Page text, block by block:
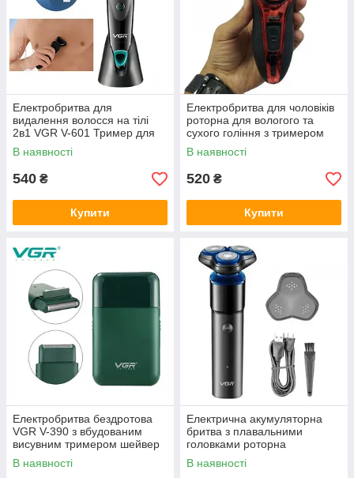
Електробритва для
видалення волосся на тілі
2в1 VGR V-601 Тример для
носа та вух бритва 5 Вт
В наявності
540 ₴
Купити
Електробритва для чоловіків
роторна для вологого та
сухого гоління з тримером
DSP 60015 Червона
В наявності
520 ₴
Купити
Електробритва бездротова
VGR V-390 з вбудованим
висувним тримером шейвер
5 Вт Зелений
В наявності
Електрична акумуляторна
бритва з плавальними
головками роторна
електробритва VGR V-325
В наявності